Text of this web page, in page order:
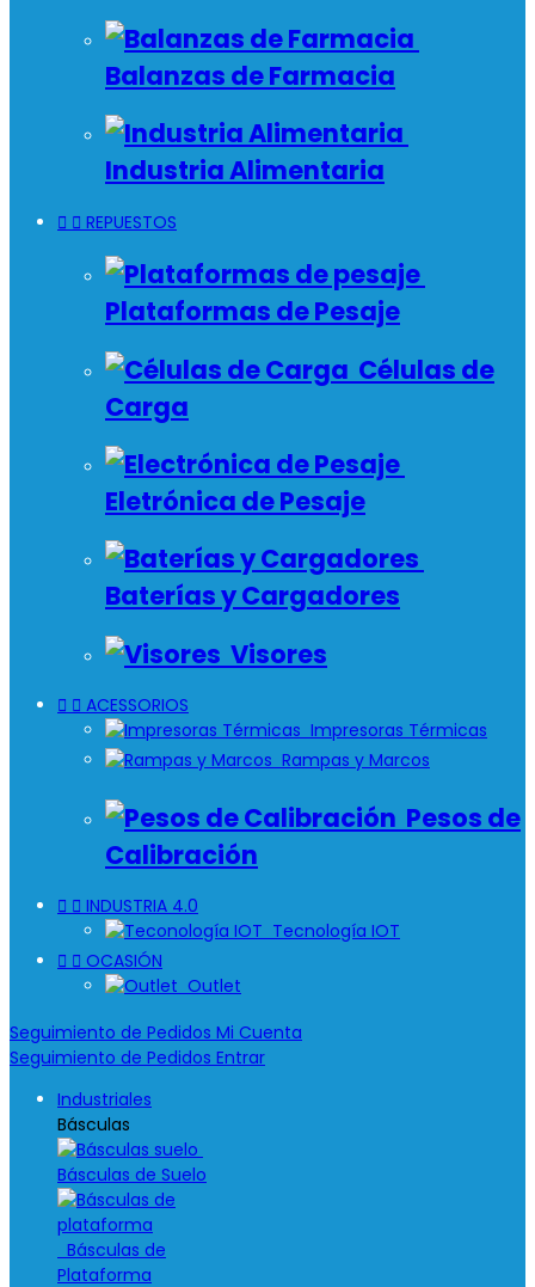
Balanzas de Farmacia
Industria Alimentaria
  REPUESTOS
Plataformas de Pesaje
Células de
Carga
Eletrónica de Pesaje
Baterías y Cargadores
Visores
  ACESSORIOS
Impresoras Térmicas
Rampas y Marcos
Pesos de
Calibración
  INDUSTRIA 4.0
Tecnología IOT
  OCASIÓN
Outlet
Seguimiento de Pedidos Mi Cuenta
Seguimiento de Pedidos Entrar
Industriales
Básculas
Básculas de Suelo
Básculas de
Plataforma